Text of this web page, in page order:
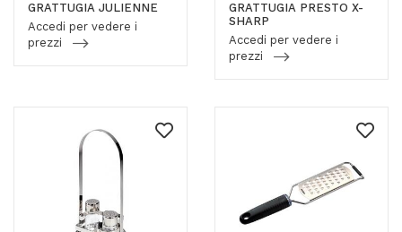
GRATTUGIA JULIENNE
Accedi per vedere i
prezzi
GRATTUGIA PRESTO X-
SHARP
Accedi per vedere i
prezzi